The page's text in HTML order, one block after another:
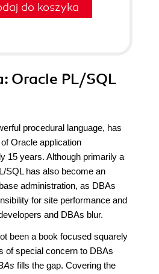
do koszyka
: Oracle PL/SQL
procedural language, has
Oracle application
15 years. Although primarily a
SQL has also become an
administration, as DBAs
for site performance and
and DBAs blur.
been a book focused squarely
of special concern to DBAs
fills the gap. Covering the